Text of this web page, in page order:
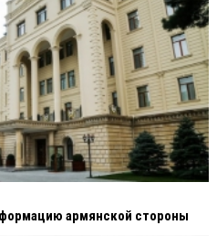
армянской стороны